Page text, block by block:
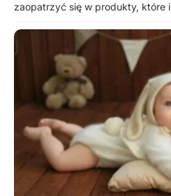
zaopatrzyć się w produkty, które i